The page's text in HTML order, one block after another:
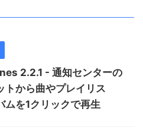
2.2.1 - 通知センターの
トから曲やプレイリス
ムを1クリックで再生